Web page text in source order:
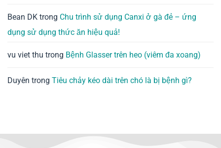
Bean DK trong Chu trình sử dụng Canxi ở gà đẻ – ứng
dụng sử dụng thức ăn hiệu quả!
vu viet thu trong Bệnh Glasser trên heo (viêm đa xoang)
Duyên trong Tiêu chảy kéo dài trên chó là bị bệnh gì?